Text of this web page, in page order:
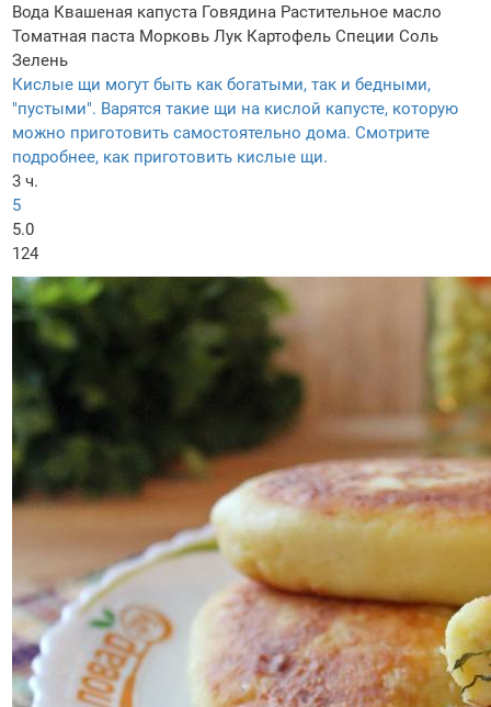
Вода Квашеная капуста Говядина Растительное масло
Томатная паста Морковь Лук Картофель Специи Соль
Зелень
Кислые щи могут быть как богатыми, так и бедными,
"пустыми". Варятся такие щи на кислой капусте, которую
можно приготовить самостоятельно дома. Смотрите
подробнее, как приготовить кислые щи.
3 ч.
5
5.0
124